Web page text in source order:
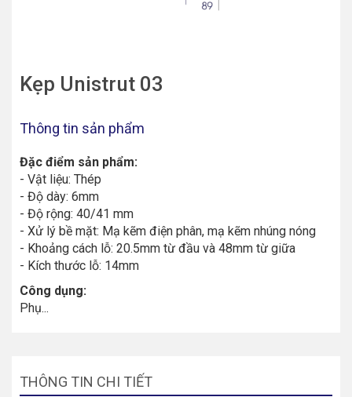
Kẹp Unistrut 03
Thông tin sản phẩm
Đặc điểm sản phẩm:
- Vật liệu: Thép
- Độ dày: 6mm
- Độ rộng: 40/41 mm
- Xử lý bề mặt: Mạ kẽm điện phân, mạ kẽm nhúng nóng
- Khoảng cách lỗ: 20.5mm từ đầu và 48mm từ giữa
- Kích thước lỗ: 14mm
Công dụng:
Phụ...
THÔNG TIN CHI TIẾT